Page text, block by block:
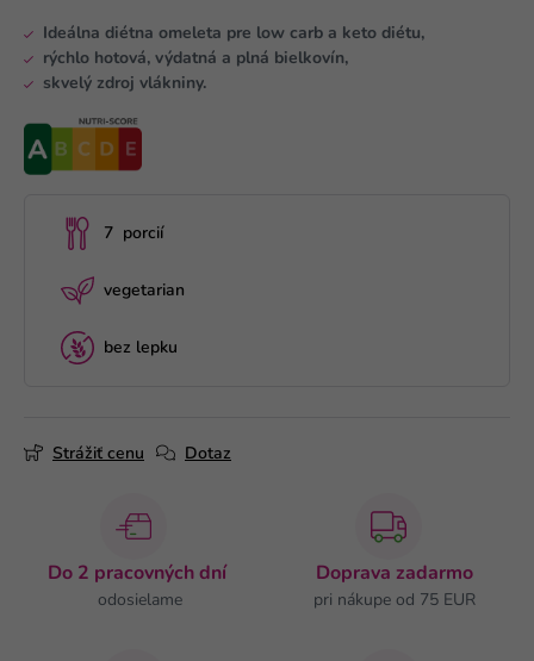
Ideálna diétna omeleta pre low carb a keto diétu,
rýchlo hotová, výdatná a plná bielkovín,
skvelý zdroj vlákniny.
7 porcií
vegetarian
bez lepku
Strážiť cenu Dotaz
Do 2 pracovných dní
odosielame
Doprava zadarmo
pri nákupe od 75 EUR